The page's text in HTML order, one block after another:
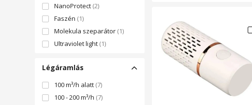
NanoProtect (2)
Faszén (1)
Molekula szeparátor (1)
Ultraviolet light (1)
Légáramlás
100 m³/h alatt (7)
100 - 200 m³/h (7)